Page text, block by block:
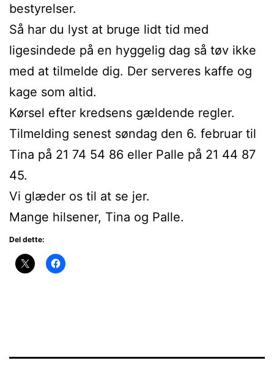
bestyrelser.
Så har du lyst at bruge lidt tid med
ligesindede på en hyggelig dag så tøv ikke
med at tilmelde dig. Der serveres kaffe og
kage som altid.
Kørsel efter kredsens gældende regler.
Tilmelding senest søndag den 6. februar til
Tina på 21 74 54 86 eller Palle på 21 44 87
45.
Vi glæder os til at se jer.
Mange hilsener, Tina og Palle.
Del dette: